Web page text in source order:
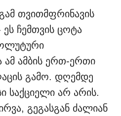
თვითმფრინავის
ეს ჩემთვის ცოტა
ამ ამბის ერთ-ერთი
გამო. დღემდე
საქციელი არ არის.
გეგასგან ძალიან